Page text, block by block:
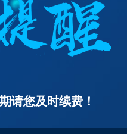
请您及时续费！